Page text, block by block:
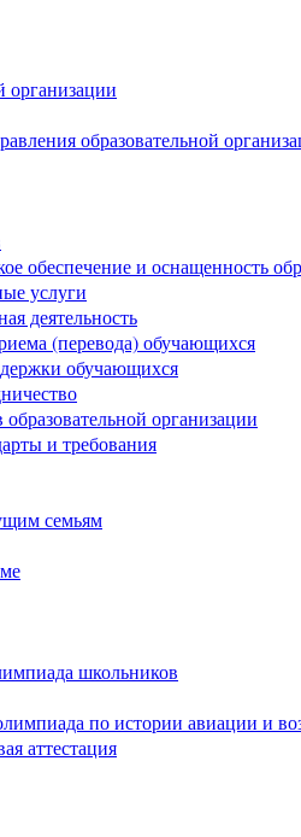
организации
образовательной
обеспечение и оснащенность
услуги
деятельность
(перевода) обучающихся
обучающихся
организации
и требования
семьям
школьников
по истории авиации и
аттестация